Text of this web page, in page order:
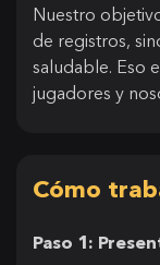
Nuestro
de registros,
saludable. Eso
jugadores y
Cómo
Paso 1: